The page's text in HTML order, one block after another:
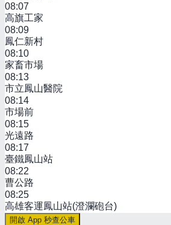
08:07
高旗工家
08:09
鳳仁新村
08:10
家畜市場
08:13
市立鳳山醫院
08:14
市場前
08:15
光遠路
08:17
臺鐵鳳山站
08:22
曹公路
08:25
高雄客運鳳山站(澄瀾砲台)
開啟 App 秒查公車